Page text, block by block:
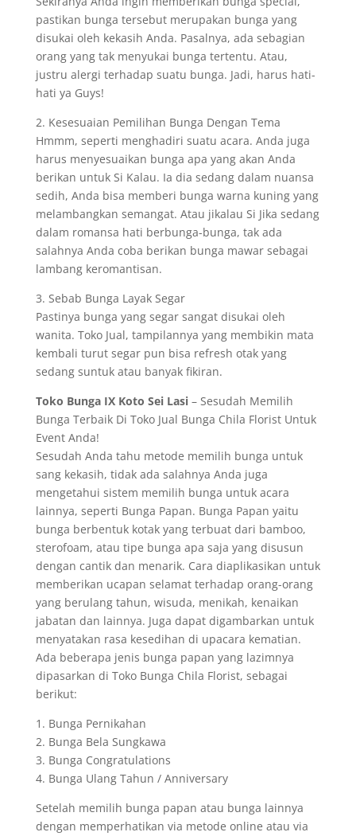
pastikan bunga tersebut merupakan bunga yang
disukai oleh kekasih Anda. Pasalnya, ada sebagian
orang yang tak menyukai bunga tertentu. Atau,
justru alergi terhadap suatu bunga. Jadi, harus hati-
hati ya Guys!
2. Kesesuaian Pemilihan Bunga Dengan Tema
Hmmm, seperti menghadiri suatu acara. Anda juga
harus menyesuaikan bunga apa yang akan Anda
berikan untuk Si Kalau. Ia dia sedang dalam nuansa
sedih, Anda bisa memberi bunga warna kuning yang
melambangkan semangat. Atau jikalau Si Jika sedang
dalam romansa hati berbunga-bunga, tak ada
salahnya Anda coba berikan bunga mawar sebagai
lambang keromantisan.
3. Sebab Bunga Layak Segar
Pastinya bunga yang segar sangat disukai oleh
wanita. Toko Jual, tampilannya yang membikin mata
kembali turut segar pun bisa refresh otak yang
sedang suntuk atau banyak fikiran.
Toko Bunga IX Koto Sei Lasi– Sesudah Memilih
Bunga Terbaik Di Toko Jual Bunga Chila Florist Untuk
Event Anda!
Sesudah Anda tahu metode memilih bunga untuk
sang kekasih, tidak ada salahnya Anda juga
mengetahui sistem memilih bunga untuk acara
lainnya, seperti Bunga Papan. Bunga Papan yaitu
bunga berbentuk kotak yang terbuat dari bamboo,
sterofoam, atau tipe bunga apa saja yang disusun
dengan cantik dan menarik. Cara diaplikasikan untuk
memberikan ucapan selamat terhadap orang-orang
yang berulang tahun, wisuda, menikah, kenaikan
jabatan dan lainnya. Juga dapat digambarkan untuk
menyatakan rasa kesedihan di upacara kematian.
Ada beberapa jenis bunga papan yang lazimnya
dipasarkan di Toko Bunga Chila Florist, sebagai
berikut:
1. Bunga Pernikahan
2. Bunga Bela Sungkawa
3. Bunga Congratulations
4. Bunga Ulang Tahun / Anniversary
Setelah memilih bunga papan atau bunga lainnya
dengan memperhatikan via metode online atau via